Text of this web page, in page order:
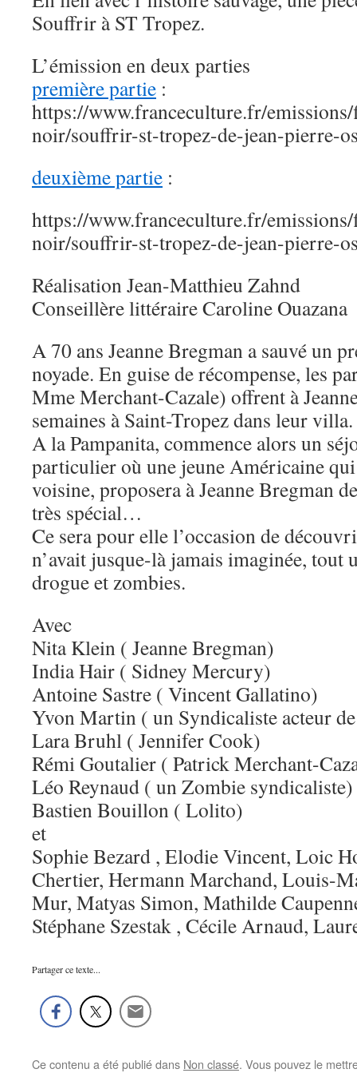
Souffrir à ST Tropez.
L’émission en deux parties
première partie :
https://www.franceculture.fr/
noir/souffrir-st-tropez-de-jean-pierre-
deuxième partie :
https://www.franceculture.fr/
noir/souffrir-st-tropez-de-jean-pierre-
Réalisation Jean-Matthieu Zahnd
Conseillère littéraire Caroline Ouazana
A 70 ans Jeanne Bregman a sauvé un
noyade. En guise de récompense, les
Mme Merchant-Cazale) offrent à
semaines à Saint-Tropez dans leur villa.
A la Pampanita, commence alors un
particulier où une jeune Américaine
voisine, proposera à Jeanne Bregman
très spécial…
Ce sera pour elle l’occasion de
n’avait jusque-là jamais imaginée, tout
drogue et zombies.
Avec
Nita Klein ( Jeanne Bregman)
India Hair ( Sidney Mercury)
Antoine Sastre ( Vincent Gallatino)
Yvon Martin ( un Syndicaliste acteur
Lara Bruhl ( Jennifer Cook)
Rémi Goutalier ( Patrick Merchant-
Léo Reynaud ( un Zombie syndicaliste)
Bastien Bouillon ( Lolito)
et
Sophie Bezard , Elodie Vincent, Loic
Chertier, Hermann Marchand, Louis-
Mur, Matyas Simon, Mathilde
Stéphane Szestak , Cécile Arnaud,
Partager ce texte...
Ce contenu a été publié dans Non classé. Vous pouvez le